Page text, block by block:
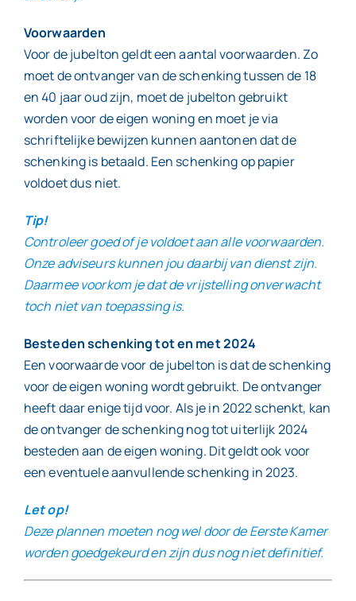
Voorwaarden
Voor de jubelton geldt een aantal voorwaarden. Zo
moet de ontvanger van de schenking tussen de 18
en 40 jaar oud zijn, moet de jubelton gebruikt
worden voor de eigen woning en moet je via
schriftelijke bewijzen kunnen aantonen dat de
schenking is betaald. Een schenking op papier
voldoet dus niet.
Tip!
Controleer goed of je voldoet aan alle voorwaarden.
Onze adviseurs kunnen jou daarbij van dienst zijn.
Daarmee voorkom je dat de vrijstelling onverwacht
toch niet van toepassing is.
Besteden schenking tot en met 2024
Een voorwaarde voor de jubelton is dat de schenking
voor de eigen woning wordt gebruikt. De ontvanger
heeft daar enige tijd voor. Als je in 2022 schenkt, kan
de ontvanger de schenking nog tot uiterlijk 2024
besteden aan de eigen woning. Dit geldt ook voor
een eventuele aanvullende schenking in 2023.
Let op!
Deze plannen moeten nog wel door de Eerste Kamer
worden goedgekeurd en zijn dus nog niet definitief.